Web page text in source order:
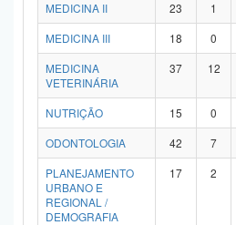
MEDICINA II
23 1
MEDICINA III
18 0
MEDICINA
VETERINÁRIA
37 12
NUTRIÇÃO 15 0
ODONTOLOGIA
42 7
PLANEJAMENTO
URBANO E
REGIONAL /
DEMOGRAFIA
17 2